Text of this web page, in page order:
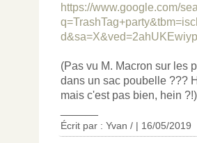
https://www.google.com/
(Pas vu M. Macron sur les
dans un sac poubelle ???
mais c'est pas bien, hein ?!)
Écrit par : Yvan / | 16/05/2019